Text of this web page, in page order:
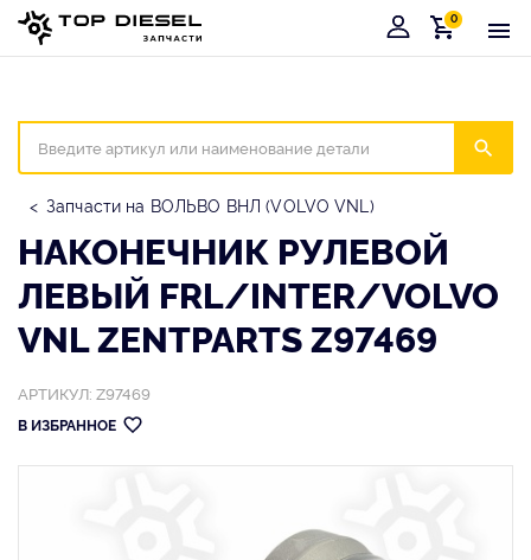
Корзина
0
Запчасти на ВОЛЬВО ВНЛ (VOLVO VNL)
НАКОНЕЧНИК РУЛЕВОЙ
ЛЕВЫЙ FRL/INTER/VOLVO
VNL ZENTPARTS Z97469
АРТИКУЛ: Z97469
В ИЗБРАННОЕ